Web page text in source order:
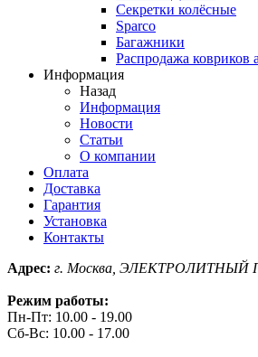
Секретки колёсные
Sparco
Багажники
Распродажа ковриков
Информация
Назад
Информация
Новости
Статьи
О компании
Оплата
Доставка
Гарантия
Установка
Контакты
Адрес: г. Москва, ЭЛЕКТРОЛИТНЫЙ
Режим работы:
Пн-Пт: 10.00 - 19.00
Сб-Вс: 10.00 - 17.00